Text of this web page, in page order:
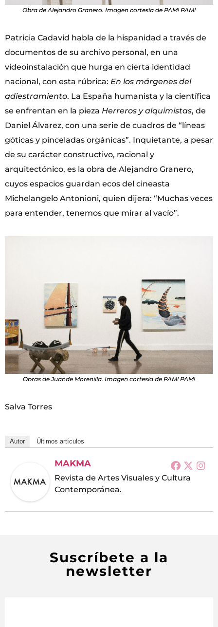
Obra de Alejandro Granero. Imagen cortesía de PAM! PAM!
Patricia Cadavid habla de la hispanidad a través de
documentos de su archivo personal, en una
videoinstalación que hurga en cierta identidad
nacional, con esta rúbrica: En los márgenes del
adiestramiento. La España humanista y la científica
se enfrentan en la pieza Herreros y alquimistas, de
Daniel Álvarez, con una serie de cuadros de “líneas
góticas y pinceladas orgánicas”. Inquietante, a pesar
de su carácter constructivo, racional y
arquitectónico, es la obra de Alejandro Granero,
cuyos espacios guardan ecos del cineasta
Michelangelo Antonioni, quien dijera: “Muchas veces
para entender, tenemos que mirar al vacío”.
Obras de Juande Morenilla. Imagen cortesía de PAM! PAM!
Salva Torres
Autor Últimos artículos
MAKMA
Revista de Artes Visuales y Cultura
Contemporánea.
Suscríbete a la
newsletter